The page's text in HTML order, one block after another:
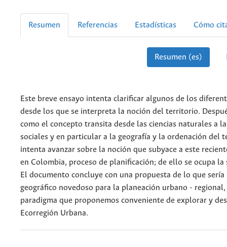
Resumen Referencias Estadísticas Cómo
Resumen (es)
Este breve ensayo intenta clarificar algunos de los
desde los que se interpreta la noción del territorio.
como el concepto transita desde las ciencias naturales a
sociales y en particular a la geografía y la ordenación del
intenta avanzar sobre la noción que subyace a este
en Colombia, proceso de planificación; de ello se ocupa la
El documento concluye con una propuesta de lo que
geográfico novedoso para la planeación urbano - regional,
paradigma que proponemos conveniente de explorar y
Ecorregión Urbana.